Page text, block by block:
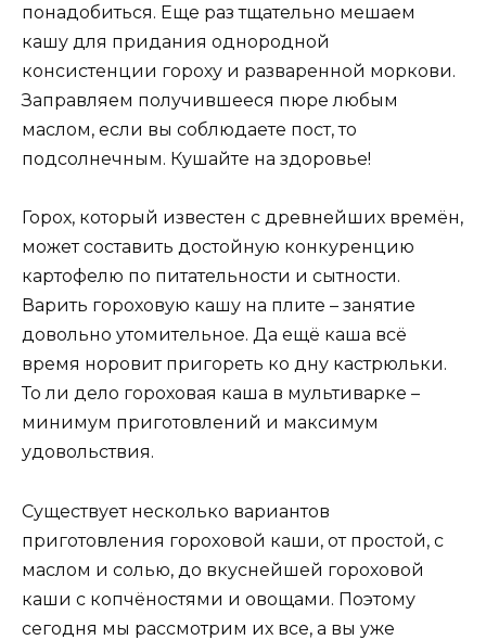
понадобиться. Еще раз тщательно мешаем
кашу для придания однородной
консистенции гороху и разваренной моркови.
Заправляем получившееся пюре любым
маслом, если вы соблюдаете пост, то
подсолнечным. Кушайте на здоровье!
Горох, который известен с древнейших времён,
может составить достойную конкуренцию
картофелю по питательности и сытности.
Варить гороховую кашу на плите – занятие
довольно утомительное. Да ещё каша всё
время норовит пригореть ко дну кастрюльки.
То ли дело гороховая каша в мультиварке –
минимум приготовлений и максимум
удовольствия.
Существует несколько вариантов
приготовления гороховой каши, от простой, с
маслом и солью, до вкуснейшей гороховой
каши с копчёностями и овощами. Поэтому
сегодня мы рассмотрим их все, а вы уже